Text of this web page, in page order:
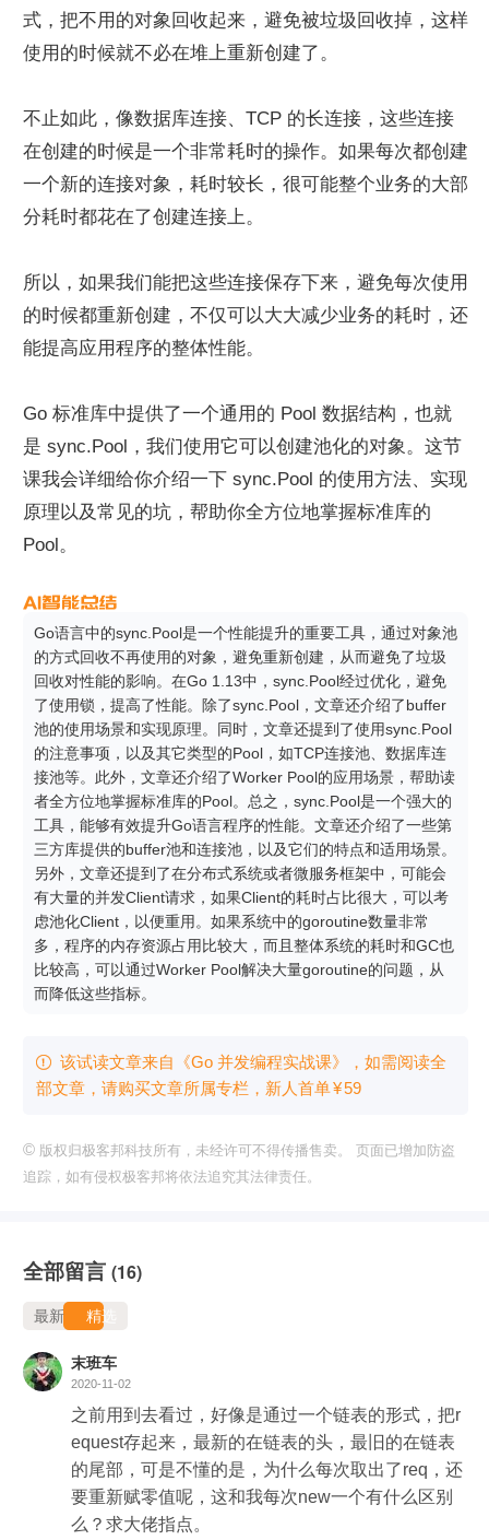
式，把不用的对象回收起来，避免被垃圾回收掉，这样
使用的时候就不必在堆上重新创建了。
不止如此，像数据库连接、TCP 的长连接，这些连接
在创建的时候是一个非常耗时的操作。如果每次都创建
一个新的连接对象，耗时较长，很可能整个业务的大部
分耗时都花在了创建连接上。
所以，如果我们能把这些连接保存下来，避免每次使用
的时候都重新创建，不仅可以大大减少业务的耗时，还
能提高应用程序的整体性能。
Go 标准库中提供了一个通用的 Pool 数据结构，也就
是 sync.Pool，我们使用它可以创建池化的对象。这节
课我会详细给你介绍一下 sync.Pool 的使用方法、实现
原理以及常见的坑，帮助你全方位地掌握标准库的
Pool。
Go语言中的sync.Pool是一个性能提升的重要工具，通过对象池
的方式回收不再使用的对象，避免重新创建，从而避免了垃圾
回收对性能的影响。在Go 1.13中，sync.Pool经过优化，避免
了使用锁，提高了性能。除了sync.Pool，文章还介绍了buffer
池的使用场景和实现原理。同时，文章还提到了使用sync.Pool
的注意事项，以及其它类型的Pool，如TCP连接池、数据库连
接池等。此外，文章还介绍了Worker Pool的应用场景，帮助读
者全方位地掌握标准库的Pool。总之，sync.Pool是一个强大的
工具，能够有效提升Go语言程序的性能。文章还介绍了一些第
三方库提供的buffer池和连接池，以及它们的特点和适用场景。
另外，文章还提到了在分布式系统或者微服务框架中，可能会
有大量的并发Client请求，如果Client的耗时占比很大，可以考
虑池化Client，以便重用。如果系统中的goroutine数量非常
多，程序的内存资源占用比较大，而且整体系统的耗时和GC也
比较高，可以通过Worker Pool解决大量goroutine的问题，从
而降低这些指标。
 该试读文章来自《Go 并发编程实战课》，如需阅读全
部文章，请购买文章所属专栏 ，新⼈⾸单¥59
© 版权归极客邦科技所有，未经许可不得传播售卖。 页面已增加防盗
追踪，如有侵权极客邦将依法追究其法律责任。
全部留言 (16)
最新 精选
末班车
2020-11-02
之前用到去看过，好像是通过一个链表的形式，把r
equest存起来，最新的在链表的头，最旧的在链表
的尾部，可是不懂的是，为什么每次取出了req，还
要重新赋零值呢，这和我每次new一个有什么区别
么？求大佬指点。